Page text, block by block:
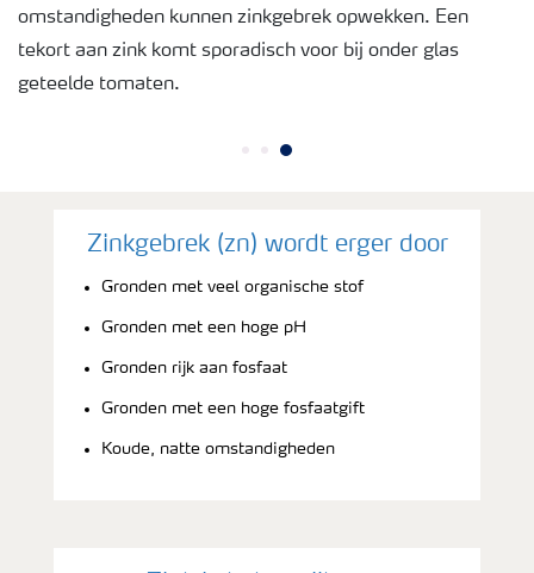
omstandigheden kunnen zinkgebrek opwekken. Een
tekort aan zink komt sporadisch voor bij onder glas
geteelde tomaten.
Zinkgebrek (zn) wordt erger door
Gronden met veel organische stof
Gronden met een hoge pH
Gronden rijk aan fosfaat
Gronden met een hoge fosfaatgift
Koude, natte omstandigheden